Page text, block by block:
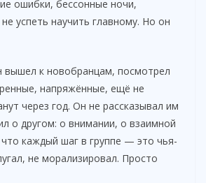
ошибки, бессонные ночи,
успеть научить главному. Но он
вышел к новобранцам, посмотрел
напряжённые, ещё не
через год. Он не рассказывал им
о другом: о внимании, о взаимной
каждый шаг в группе — это чья-
не морализировал. Просто